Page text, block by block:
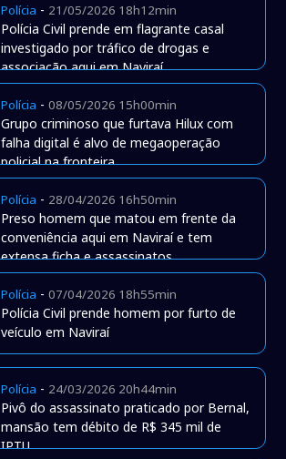
Polícia - 21/05/2026 18h12min
Polícia Civil prende em flagrante casal
investigado por tráfico de drogas e
associação aqui em Naviraí
Polícia -08/05/2026 15h00min
Grupo criminoso que furtava Hilux com
falha digital é alvo de megaoperação
policial na fronteira
Polícia - 28/04/2026 16h50min
Preso homem que matou em frente da
conveniência aqui em Naviraí e tem
extensa ficha e assassinatos
Polícia -07/04/2026 18h55min
Polícia Civil prende homem por furto de
veículo em Naviraí
Polícia - 24/03/2026 20h44min
Pivô do assassinato praticado por Bernal,
mansão tem débito de R$ 345 mil de
IPTU